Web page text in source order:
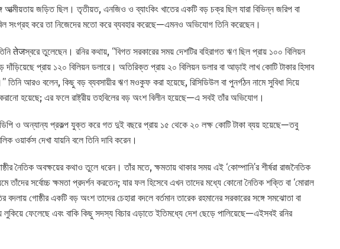
আত্মীয়তায় জড়িত ছিল। তৃতীয়ত, এনজিও ও ব্যাংকিং খাতের একটি বড় চক্র ছিল যারা বিভিন্ন জরিপ বা
সংগ্রহ করে তা নিজেদের মতো করে ব্যবহার করেছে—এমনও অভিযোগ তিনি করেছেন।
तेजস্বরে তুলেছেন। রনির কথায়, ‘‘বিগত সরকারের সময় দেশটির বহিরাগত ঋণ ছিল প্রায় ১০০ বিলিয়ন
প্রায় ১২০ বিলিয়ন ডলারে। অতিরিক্ত প্রায় ২০ বিলিয়ন ডলার বা আড়াই লাখ কোটি টাকার হিসাব
তিনি আরও বলেন, কিছু বড় ব্যবসায়ীর ঋণ মওকুফ করা হয়েছে, রিসিডিউল বা পুনর্গঠন নামে সুবিধা দিয়ে
হয়েছে; এর ফলে রাষ্ট্রীয় তহবিলের বড় অংশ বিলীন হয়েছে—এ সবই তাঁর অভিযোগ।
ও অন্যান্য প্রকল্প যুক্ত করে গত দুই বছরে প্রায় ১৫ থেকে ২০ লক্ষ কোটি টাকা ব্যয় হয়েছে—তবু
ওয়ার্কস দেখা যায়নি বলে তিনি দাবি করেন।
নৈতিক অবক্ষয়ের কথাও তুলে ধরেন। তাঁর মতে, ক্ষমতায় থাকার সময় এই ‘কোম্পানি’র শীর্ষরা রাজনৈতিক
তাঁদের সর্বোচ্চ ক্ষমতা প্রদর্শন করতেন; যার ফল হিসেবে এখন তাদের মধ্যে কোনো নৈতিক শক্তি বা ‘মোরাল
বদলায় গোষ্ঠীর একটি বড় অংশ তাদের চেহারা বদলে বর্তমান তারেক রহমানের সরকারের সঙ্গে সমঝোতা বা
ফেলেছে এবং বাকি কিছু সদস্য বিচার এড়াতে ইতিমধ্যে দেশ ছেড়ে পালিয়েছে—এইসবই রনির